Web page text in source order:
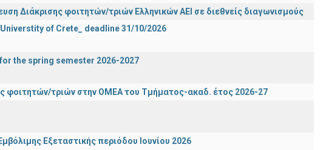
Διάκρισης φοιτητών/τριών Ελληνικών ΑΕΙ σε διεθνείς διαγωνισμούς
of Crete_ deadline 31/10/2026
the spring semester 2026-2027
τριών στην ΟΜΕΑ του Τμήματος-ακαδ. έτος 2026-27
Εξεταστικής περιόδου Ιουνίου 2026